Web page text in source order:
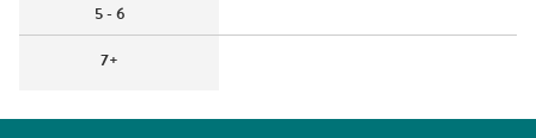
5 - 6
7+